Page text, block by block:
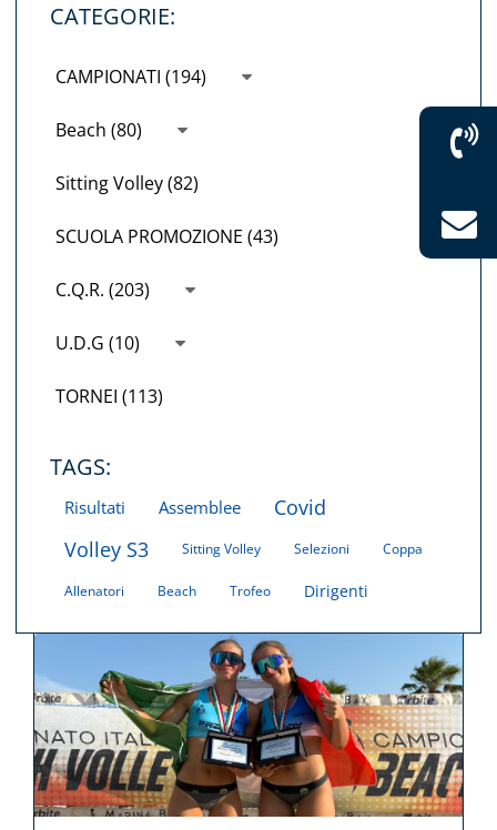
CATEGORIE:
CAMPIONATI (194)
Beach (80)
Sitting Volley (82)
SCUOLA PROMOZIONE (43)
C.Q.R. (203)
U.D.G (10)
TORNEI (113)
TAGS:
Risultati Assemblee
Covid
Volley S3
Sitting Volley Selezioni Coppa
Allenatori Beach Trofeo Dirigenti